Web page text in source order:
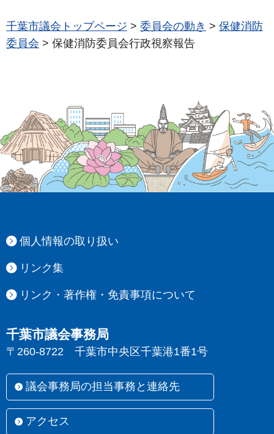
千葉市議会トップページ > 委員会の動き > 保健消防
委員会 > 保健消防委員会行政視察報告
個人情報の取り扱い
リンク集
リンク・著作権・免責事項について
千葉市議会事務局
〒260-8722 千葉市中央区千葉港1番1号
議会事務局の担当事務と連絡先
アクセス